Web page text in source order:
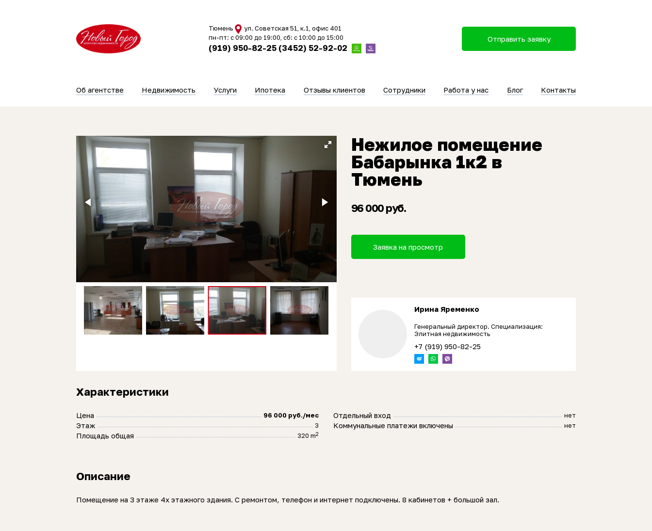
Тюмень
ул. Советская 51, к.1, офис 401
пн-пт: с 09:00 до 19:00, сб: с 10:00 до 15:00
(919) 950-82-25 (3452) 52-92-02
Отправить заявку
Об агентстве Недвижимость Услуги Ипотека Отзывы клиентов Сотрудники Работа у нас Блог Контакты
Нежилое помещение
Бабарынка 1к2 в
Тюмень
96 000 руб.
Заявка на просмотр
Ирина Яременко
Генеральный директор. Специализация:
Элитная недвижимость
+7 (919) 950-82-25
Характеристики
Цена 96 000 руб./мес
Этаж 3
Площадь общая 320 m2
Отдельный вход нет
Коммунальные платежи включены нет
Описание
Помещение на 3 этаже 4х этажного здания. С ремонтом, телефон и интернет подключены. 8 кабинетов + большой зал.